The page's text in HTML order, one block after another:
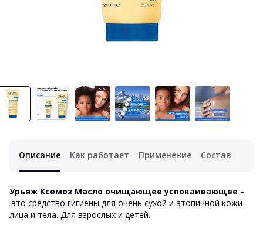
Описание Как работает Применение Состав
Урьяж Ксемоз Масло очищающее успокаивающее –
это средство гигиены для очень сухой и атопичной кожи
лица и тела. Для взрослых и детей.